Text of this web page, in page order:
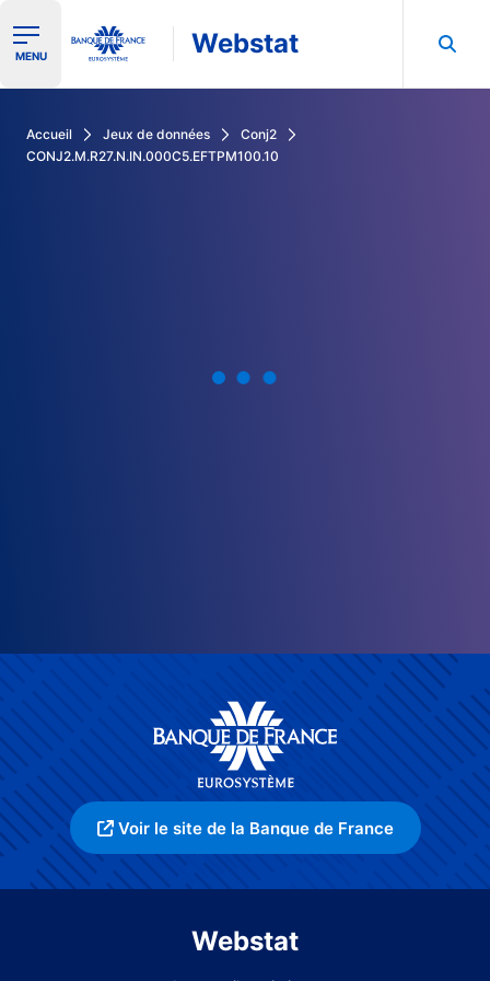
Ouvrir le menu de navigation
MENU Webstat
Accueil Jeux de données
Conj2
CONJ2.M.R27.N.IN.000C5.EFTPM100.10
Voir le site de la Banque de France
Webstat